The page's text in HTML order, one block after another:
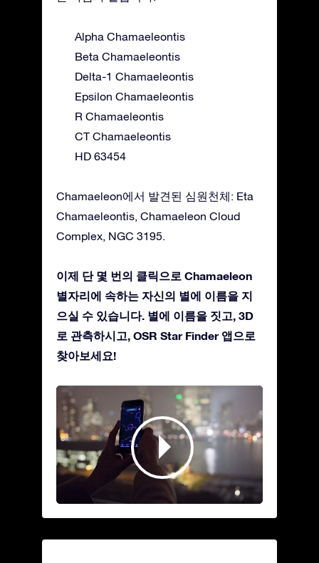
Alpha Chamaeleontis
Beta Chamaeleontis
Delta-1 Chamaeleontis
Epsilon Chamaeleontis
R Chamaeleontis
CT Chamaeleontis
HD 63454
Chamaeleon에서 발견된 심원천체: Eta
Chamaeleontis, Chamaeleon Cloud
Complex, NGC 3195.
이제 단 몇 번의 클릭으로 Chamaeleon
별자리에 속하는 자신의 별에 이름을 지
으실 수 있습니다. 별에 이름을 짓고, 3D
로 관측하시고, OSR Star Finder 앱으로
찾아보세요!